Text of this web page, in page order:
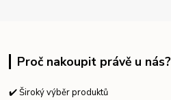
Proč nakoupit právě u nás?
✔️ Široký výběr produktů